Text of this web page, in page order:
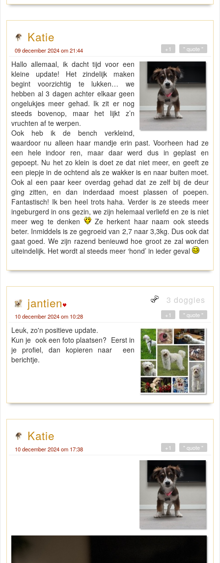
Katie
09 december 2024 om 21:44 " quote "
+1
Hallo allemaal, ik dacht tijd voor een
kleine update! Het zindelijk maken
begint voorzichtig te lukken… we
hebben al 3 dagen achter elkaar geen
ongelukjes meer gehad. Ik zit er nog
steeds bovenop, maar het lijkt z’n
vruchten af te werpen.
Ook heb ik de bench verkleind,
waardoor nu alleen haar mandje erin past. Voorheen had ze
een hele indoor ren, maar daar werd dus in geplast en
gepoept. Nu het zo klein is doet ze dat niet meer, en geeft ze
een piepje in de ochtend als ze wakker is en naar buiten moet.
Ook al een paar keer overdag gehad dat ze zelf bij de deur
ging zitten, en dan inderdaad moest plassen of poepen.
Fantastisch! Ik ben heel trots haha. Verder is ze steeds meer
ingeburgerd in ons gezin, we zijn helemaal verliefd en ze is niet
meer weg te denken
Ze herkent haar naam ook steeds
beter. Inmiddels is ze gegroeid van 2,7 naar 3,3kg. Dus ook dat
gaat goed. We zijn razend benieuwd hoe groot ze zal worden
uiteindelijk. Het wordt al steeds meer ‘hond’ in ieder geval
jantien 3 doggies
10 december 2024 om 10:28 " quote "
+1
Leuk, zo'n positieve update.
Kun je ook een foto plaatsen? Eerst in
je profiel, dan kopieren naar een
berichtje.
Katie
10 december 2024 om 17:38 " quote "
+1